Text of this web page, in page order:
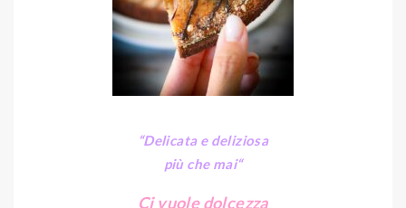
“Delicata e deliziosa
più che mai“
Ci vuole dolcezza